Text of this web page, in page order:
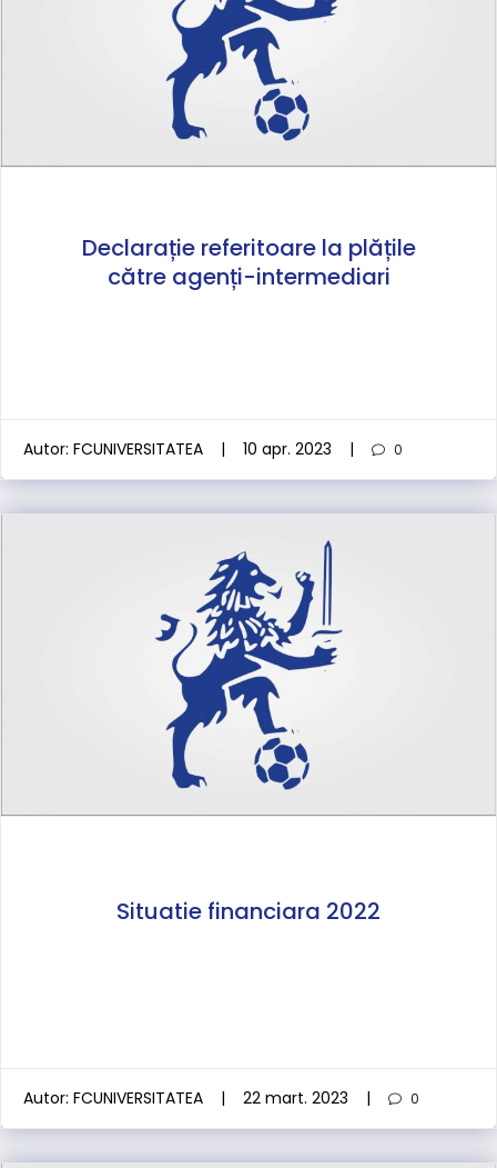
Declarație referitoare la plățile
către agenți-intermediari
Autor: FCUNIVERSITATEA | 10 apr. 2023 | 0
Situatie financiara 2022
Autor: FCUNIVERSITATEA | 22 mart. 2023 | 0